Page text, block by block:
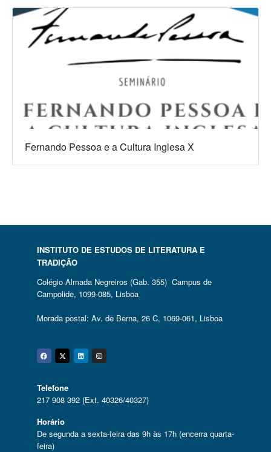
Fernando Pessoa e a Cultura Inglesa X
INSTITUTO DE ESTUDOS DE LITERATURA E
TRADIÇÃO
Colégio Almada Negreiros (Gab. 355) Campus de
Campolide, 1099-085, Lisboa
Morada postal: Av. de Berna, 26 C, 1069-061, Lisboa
Facebook
Twitter
Linkedin
Instagram
Telefone
217 908 392 (Ext. 40326/40327)
Horário
De segunda a sexta-feira das 9h às 17h (encerra quarta-
feira)